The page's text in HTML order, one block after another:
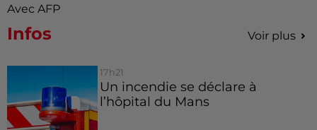
Avec AFP
Infos Voir plus
17h21
Un incendie se déclare à
l’hôpital du Mans